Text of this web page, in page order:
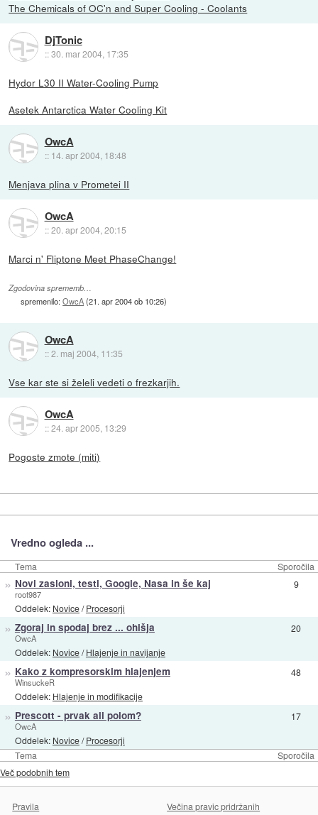
The Chemicals of OC'n and Super Cooling - Coolants
DjTonic
::30. mar 2004, 17:35
Hydor L30 II Water-Cooling Pump
Asetek Antarctica Water Cooling Kit
OwcA
:: 14. apr 2004, 18:48
Menjava plina v Prometei II
OwcA
::20. apr 2004, 20:15
Marci n' Fliptone Meet PhaseChange!
Zgodovina sprememb…
spremenilo:OwcA(21. apr 2004 ob 10:26)
OwcA
::2. maj 2004, 11:35
Vse kar ste si želeli vedeti o frezkarjih.
OwcA
::24. apr 2005, 13:29
Pogoste zmote (miti)
Vredno ogleda ...
Tema Sporočila
Tema Sporočila
» Novi zasloni, testi, Google, Nasa in še kaj
root987
Oddelek: Novice/Procesorji
9
» Zgoraj in spodaj brez ... ohišja
OwcA
Oddelek: Novice/Hlajenje in navijanje
20
» Kako z kompresorskim hlajenjem
WinsuckeR
Oddelek: Hlajenje in modifikacije
48
» Prescott - prvak ali polom?
OwcA
Oddelek: Novice/Procesorji
17
Več podobnih tem
Pravila Večina pravic pridržanih